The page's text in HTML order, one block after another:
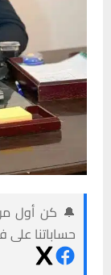
🔔 كن أول من
حساباتنا